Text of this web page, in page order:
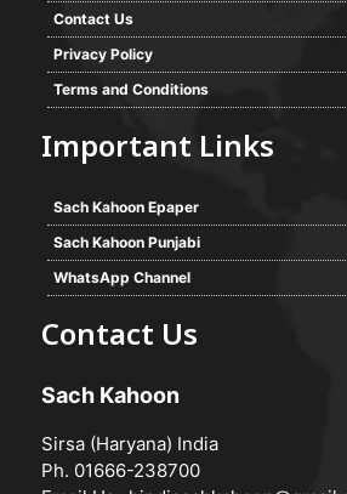
Contact Us
Privacy Policy
Terms and Conditions
Important Links
Sach Kahoon Epaper
Sach Kahoon Punjabi
WhatsApp Channel
Contact Us
Sach Kahoon
Sirsa (Haryana) India
Ph. 01666-238700